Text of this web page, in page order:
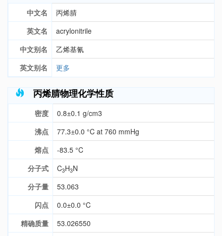
中文名
丙烯腈
英文名
acrylonitrile
中文别名
乙烯基氰
英文别名
更多
丙烯腈物理化学性质
密度
0.8±0.1 g/cm3
沸点
77.3±0.0 °C at 760 mmHg
熔点
-83.5 °C
分子式
C3H3N
分子量
53.063
闪点
0.0±0.0 °C
精确质量
53.026550